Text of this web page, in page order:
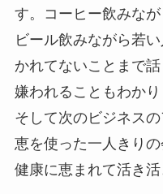
す。コーヒー飲みなが
ビール飲みながら若
かれてないことまで話
嫌われることもわかり
そして次のビジネス
恵を使った一人きりの
健康に恵まれて活き活